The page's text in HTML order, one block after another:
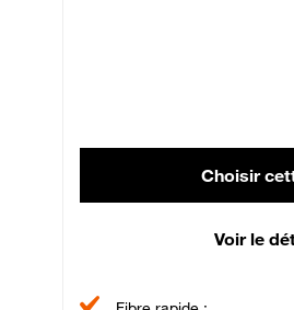
Choisir
Voir le